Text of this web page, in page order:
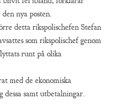
nya posten.
detta rikspolischefen Stefan
som rikspolischef genom
runt på olika
med de ekonomiska
dessa samt utbetalningar.